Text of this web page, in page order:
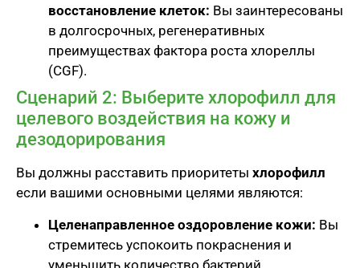
восстановление клеток: Вы заинтересованы
в долгосрочных, регенеративных
преимуществах фактора роста хлореллы
(CGF).
Сценарий 2: Выберите хлорофилл для
целевого воздействия на кожу и
дезодорирования
Вы должны расставить приоритеты хлорофилл
если вашими основными целями являются:
Целенаправленное оздоровление кожи: Вы
стремитесь успокоить покраснения и
уменьшить количество бактерий,